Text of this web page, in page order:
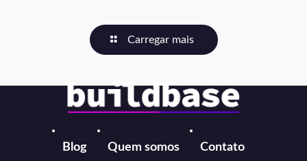
Carregar mais
Blog Quem somos Contato